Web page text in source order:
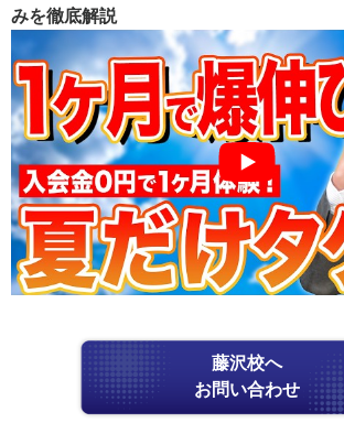
みを徹底解説
藤沢校へ
お問い合わせ